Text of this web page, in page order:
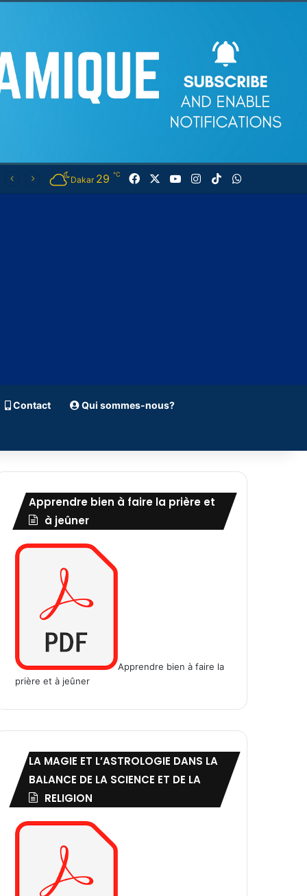
Dakar 29 ℃ Facebook YouTubeInstagram
TikTok
Contact Qui sommes-nous?
Apprendre bien à faire la prière et
à jeûner
Apprendre bien à faire la
prière et à jeûner
LA MAGIE ET L’ASTROLOGIE DANS LA
BALANCE DE LA SCIENCE ET DE LA
RELIGION